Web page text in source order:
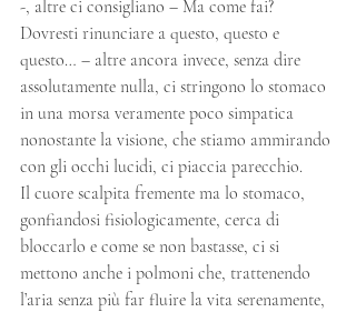
-, altre ci consigliano – Ma come fai?
Dovresti rinunciare a questo, questo e
questo… – altre ancora invece, senza dire
assolutamente nulla, ci stringono lo stomaco
in una morsa veramente poco simpatica
nonostante la visione, che stiamo ammirando
con gli occhi lucidi, ci piaccia parecchio.
Il cuore scalpita fremente ma lo stomaco,
gonfiandosi fisiologicamente, cerca di
bloccarlo e come se non bastasse, ci si
mettono anche i polmoni che, trattenendo
l’aria senza più far fluire la vita serenamente,